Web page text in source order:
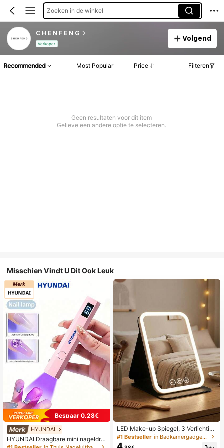
Zoeken in de winkel
C H E N F E N G
Verkoper
Volgend
Recommended Most Popular Price Filteren
Geen resultaten voor dit item
Gelieve een andere optie te selecteren.
Misschien Vindt U Dit Ook Leuk
Bespaar 0.28€
HYUNDAI
HYUNDAI Draagbare mini nageldro
ger, oplaadbare handlamp UV/LED
LED Make-up Spiegel, 3 Verlichting
smodi, Verstelbare Helderheid, Draa
gbaar Vouwbaar Ontwerp, Geschikt
#1 Bestseller in Badkamergadgets die favoriet zijn bij klanten B